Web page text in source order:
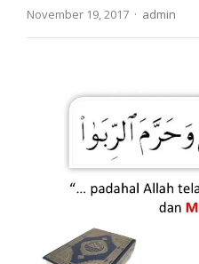
November 19, 2017
Author
admin